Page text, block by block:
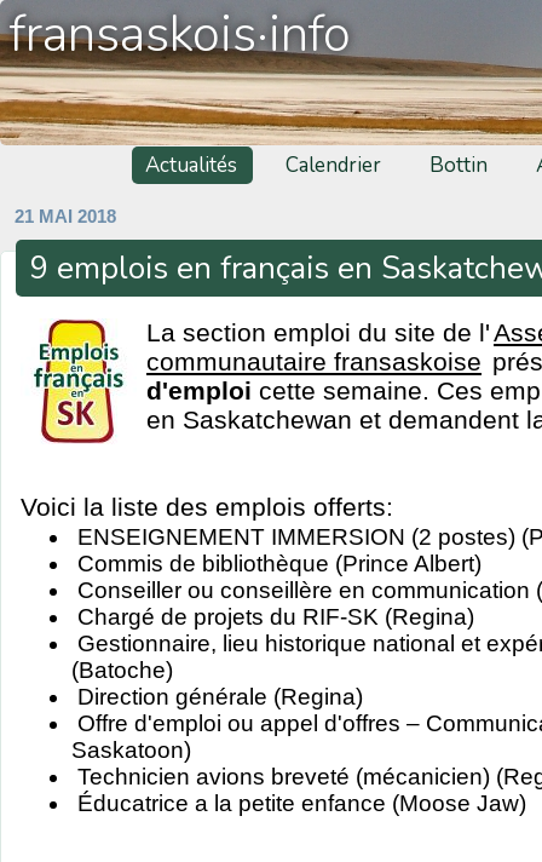
fransaskois·info
Actualités Calendrier Bottin
21 MAI 2018
9 emplois en français en
La section emploi du site de l'
communautaire fransaskoise
d'emploi cette semaine. Ces
en Saskatchewan et demandent
Voici la liste des emplois offerts:
ENSEIGNEMENT IMMERSION (2 postes)
Commis de bibliothèque (Prince Albert)
Conseiller ou conseillère en communication
Chargé de projets du RIF-SK (Regina)
Gestionnaire, lieu historique national et
(Batoche)
Direction générale (Regina)
Offre d'emploi ou appel d'offres –
Saskatoon)
Technicien avions breveté (mécanicien)
Éducatrice a la petite enfance (Moose Jaw)